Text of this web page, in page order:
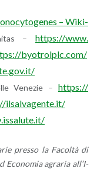
– Wi­ki­
– https://​www.​
​byotrolplc.​com/
Ve­ne­zie – https://​
​ils​alva​gent​e.​it/
pres­so la Fa­col­tà di
Eco­no­mia agra­ria al­l’I­